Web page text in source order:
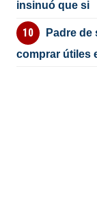
insinuó que si
Padre
comprar útiles